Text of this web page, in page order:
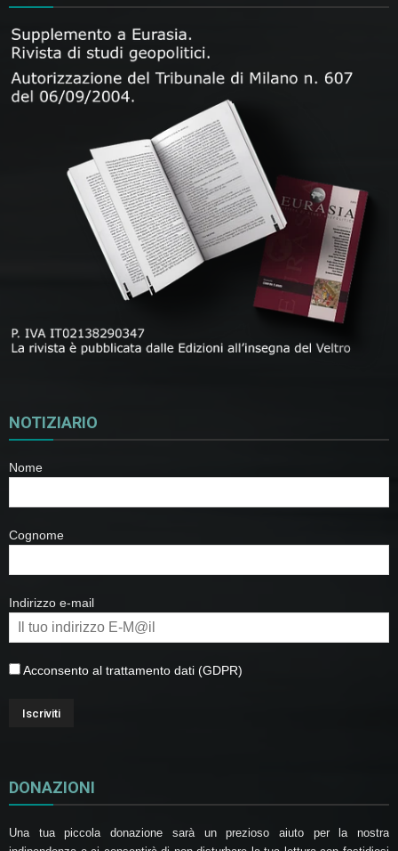
NOTIZIARIO
Nome
Cognome
Indirizzo e-mail
Acconsento al trattamento dati (GDPR)
DONAZIONI
Una tua piccola donazione sarà un prezioso aiuto per la nostra